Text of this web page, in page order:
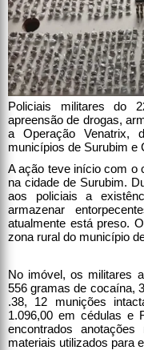
Policiais militares do
apreensão de drogas,
a Operação Venatrix,
municípios de Surubim e
A ação teve início com o
na cidade de Surubim.
aos policiais a
armazenar
atualmente está preso.
zona rural do município
No imóvel, os militares
556 gramas de cocaína,
.38, 12 munições
1.096,00 em cédulas e
encontrados
materiais utilizados para